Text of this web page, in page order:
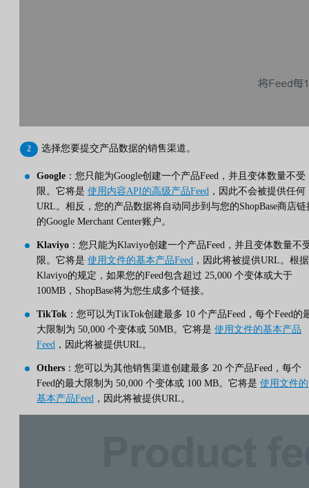
选择您要提交产品数据的销售渠道。
Google ：您只能为Google创建一个产品Feed，并且变体数量不受
限。它将是 使用内容API的高级产品Feed ，因此不会被提供任何
URL。相反，您的产品数据将自动同步到与您的ShopBase商店链
的Google Merchant Center账户。
Klaviyo ：您只能为Klaviyo创建一个产品Feed，并且变体数量不
限。它将是 使用文件的基本产品Feed ，因此将被提供URL。根据
Klaviyo的规定，如果您的Feed包含超过 25,000 个变体或大于
100MB，ShopBase将为您生成多个链接。
TikTok ：您可以为TikTok创建最多 10 个产品Feed，每个Feed的
大限制为 50,000 个变体或 50MB。它将是 使用文件的基本产品
Feed ，因此将被提供URL。
Others ：您可以为其他销售渠道创建最多 20 个产品Feed，每个
Feed的最大限制为 50,000 个变体或 100 MB。它将是 使用文件的
基本产品Feed ，因此将被提供URL。